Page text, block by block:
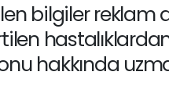
bilgiler
hakkında